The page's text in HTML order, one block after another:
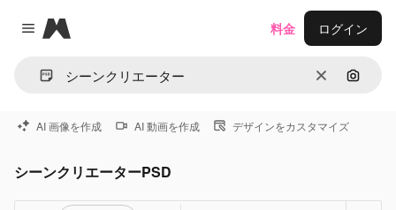
Close menu
Magnific
消去 画像で
料金 ログイン
AI 画像を作成 AI 動画を作成 デザインをカスタマイズ
シーンクリエーターPSD